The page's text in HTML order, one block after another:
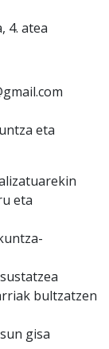
4. atea
eta
eta
bultzatzen
gisa